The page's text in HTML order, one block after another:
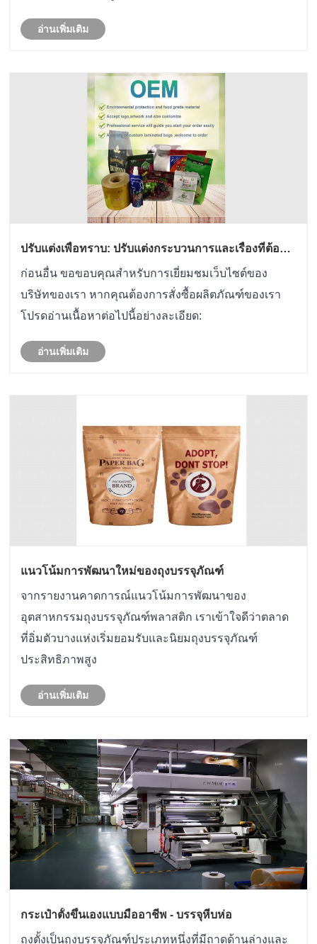
อ่านเพิ่มเติม
ปรับแต่งเพื่อทราบ: ปรับแต่งกระบวนการและเรื่องที่ต้อง
ก่อนอื่น ขอขอบคุณสำหรับการเยี่ยมชมเว็บไซต์ของ
บริษัทของเรา หากคุณต้องการสั่งซื้อผลิตภัณฑ์ของเรา
โปรดอ่านเนื้อหาต่อไปนี้อย่างละเอียด:
อ่านเพิ่มเติม
แนวโน้มการพัฒนาใหม่ของถุงบรรจุภัณฑ์
จากรายงานคาดการณ์แนวโน้มการพัฒนาของ
อุตสาหกรรมถุงบรรจุภัณฑ์พลาสติก เราเข้าใจดีว่าตลาด
ที่อิ่มตัวบางแห่งเริ่มยอมรับและนิยมถุงบรรจุภัณฑ์
ประสิทธิภาพสูง
อ่านเพิ่มเติม
กระเป๋าตั้งขึ้นเองแบบมืออาชีพ - บรรจุหีบห่อ
ถุงตั้งเป็นถุงบรรจุภัณฑ์ประเภทหนึ่งที่มีถาดด้านล่างและ